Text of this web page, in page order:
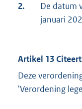
2.
De datum
januari
Artikel 13
Deze
'Verordening